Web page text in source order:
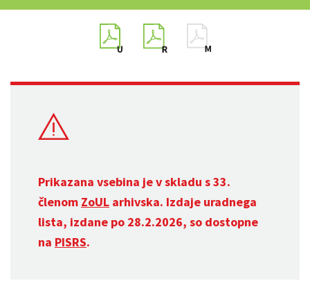
Prikazana vsebina je v skladu s 33.
členom ZoUL arhivska. Izdaje uradnega
lista, izdane po 28.2.2026, so dostopne
na PISRS.